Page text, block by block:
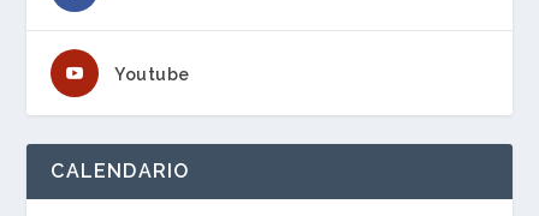
Youtube
CALENDARIO